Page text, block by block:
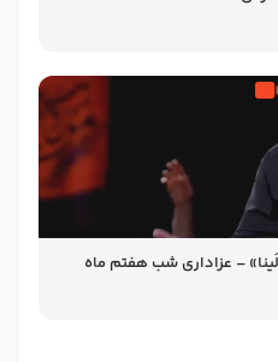
– عزاداری شب هفتم ماه